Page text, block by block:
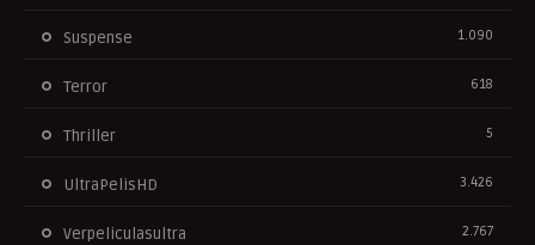
Suspense 1.090
Terror 618
Thriller 5
UltraPelisHD 3.426
Verpeliculasultra 2.767